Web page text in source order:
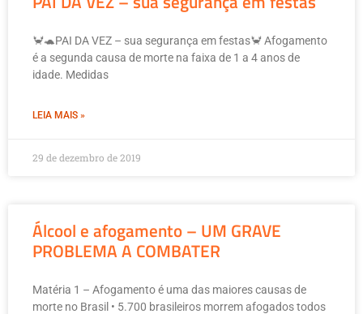
🦀🐢PAI DA VEZ – sua segurança em festas🦀 Afogamento
é a segunda causa de morte na faixa de 1 a 4 anos de
idade. Medidas
LEIA MAIS »
29 de dezembro de 2019
Álcool e afogamento – UM GRAVE
PROBLEMA A COMBATER
Matéria 1 – Afogamento é uma das maiores causas de
morte no Brasil • 5.700 brasileiros morrem afogados todos